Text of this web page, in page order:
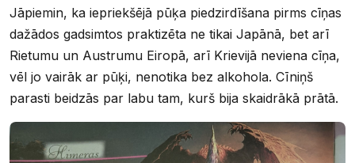
Jāpiemin, ka iepriekšējā pūķa piedzirdīšana pirms cīņas
dažādos gadsimtos praktizēta ne tikai Japānā, bet arī
Rietumu un Austrumu Eiropā, arī Krievijā neviena cīņa,
vēl jo vairāk ar pūķi, nenotika bez alkohola. Cīniņš
parasti beidzās par labu tam, kurš bija skaidrākā prātā.